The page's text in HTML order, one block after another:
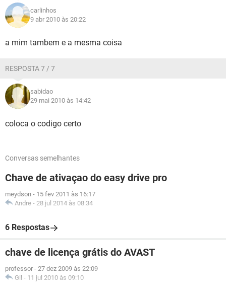
carlinhos
9 abr 2010 às 20:22
a mim tambem e a mesma coisa
RESPOSTA 7 / 7
sabidao
29 mai 2010 às 14:42
coloca o codigo certo
Conversas semelhantes
Chave de ativaçao do easy drive pro
meydson - 15 fev 2011 às 16:17
Andre - 28 jul 2014 às 08:34
6 Respostas
chave de licença grátis do AVAST
professor - 27 dez 2009 às 22:09
Gil - 11 jul 2010 às 09:10